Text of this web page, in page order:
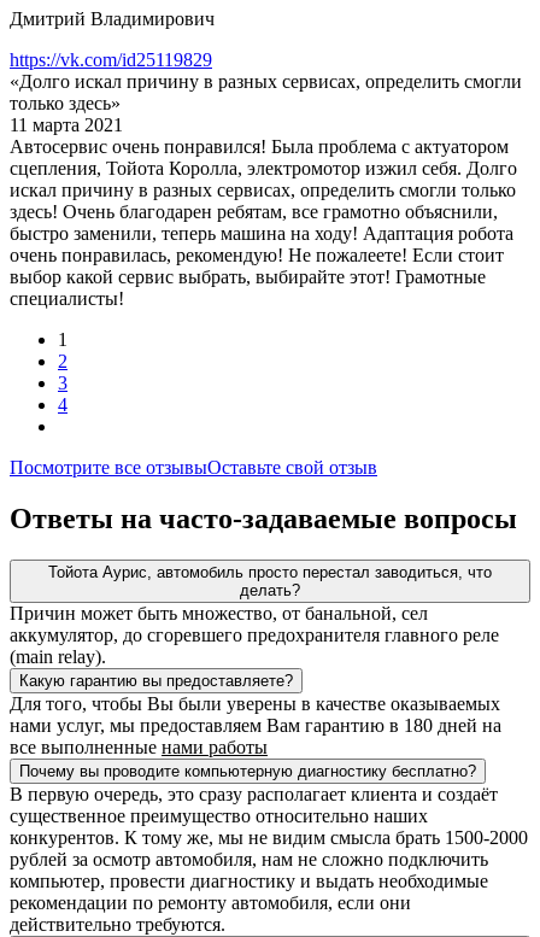
Дмитрий Владимирович
https://vk.com/id25119829
«Долго искал причину в разных сервисах, определить смогли
только здесь»
11 марта 2021
Автосервис очень понравился! Была проблема с актуатором
сцепления, Тойота Королла, электромотор изжил себя. Долго
искал причину в разных сервисах, определить смогли только
здесь! Очень благодарен ребятам, все грамотно объяснили,
быстро заменили, теперь машина на ходу! Адаптация робота
очень понравилась, рекомендую! Не пожалеете! Если стоит
выбор какой сервис выбрать, выбирайте этот! Грамотные
специалисты!
1
2
3
4
Посмотрите все отзывыОставьте свой отзыв
Ответы на часто-задаваемые вопросы
Тойота Аурис, автомобиль просто перестал заводиться, что
делать?
Причин может быть множество, от банальной, сел
аккумулятор, до сгоревшего предохранителя главного реле
(main relay).
Какую гарантию вы предоставляете?
Для того, чтобы Вы были уверены в качестве оказываемых
нами услуг, мы предоставляем Вам гарантию в 180 дней на
все выполненные нами работы
Почему вы проводите компьютерную диагностику бесплатно?
В первую очередь, это сразу располагает клиента и создаёт
существенное преимущество относительно наших
конкурентов. К тому же, мы не видим смысла брать 1500-2000
рублей за осмотр автомобиля, нам не сложно подключить
компьютер, провести диагностику и выдать необходимые
рекомендации по ремонту автомобиля, если они
действительно требуются.